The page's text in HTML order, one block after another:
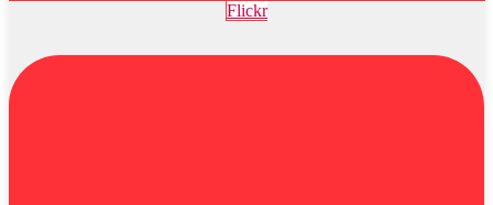
Flickr